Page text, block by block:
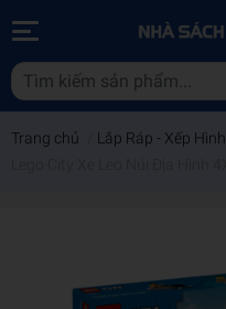
Trang chủ Lắp Ráp - Xếp Hình